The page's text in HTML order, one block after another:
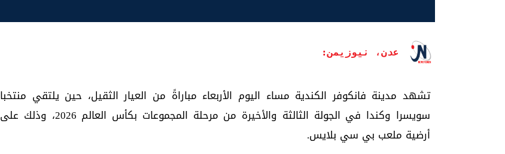
عدن، نيوزيمن:
تشهد مدينة فانكوفر الكندية مساء اليوم الأربعاء مباراةً من العيار الثقيل، حين يلتقي منتخبا
سويسرا وكندا في الجولة الثالثة والأخيرة من مرحلة المجموعات بكأس العالم 2026، وذلك على
أرضية ملعب بي سي بلايس.